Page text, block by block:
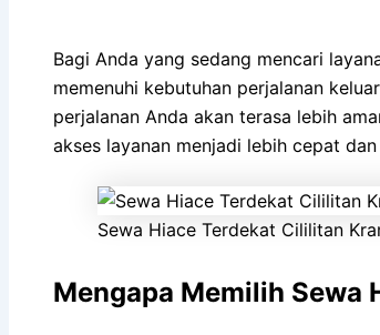
Bagi Anda yang sedang mencari
memenuhi kebutuhan perjalanan
perjalanan Anda akan terasa lebih
akses layanan menjadi lebih cepat
Sewa Hiace Terdekat Cililitan
Mengapa Memilih Sewa